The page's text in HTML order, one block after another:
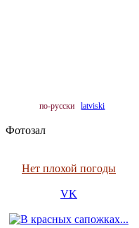
по-русски latviski
Фотозал
Нет плохой погоды
VK